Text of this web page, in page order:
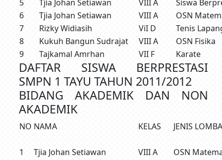
5
Tjia Johan Setiawan VIII A
Siswa
6
Tjia Johan Setiawan VIII A
OSN
7
Rizky Widiasih ViI D
Tenis
8
Kukuh Bangun Sudrajat VIII A
OSN Fisika
9
Tajkamal Amrhan VII F Karate
DAFTAR SISWA BERPRESTASI
SMPN 1 TAYU TAHUN 2011/2012
BIDANG AKADEMIK DAN NON
AKADEMIK
NO NAMA KELAS JENIS LOMBA
1 Tjia Johan Setiawan VIII A
OSN